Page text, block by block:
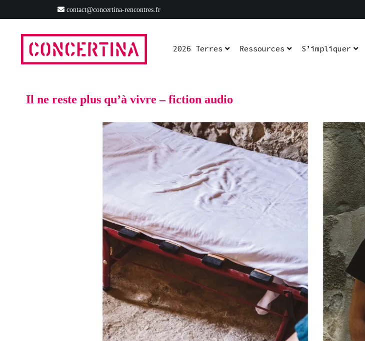
contenu
contact@concertina-rencontres.fr
2026 Terres Ressources S’impliquer
2026 Terres Ressources S’impliquer
Il ne reste plus qu’à vivre – fiction audio